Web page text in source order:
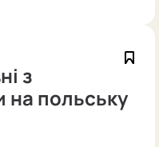
з
на польську